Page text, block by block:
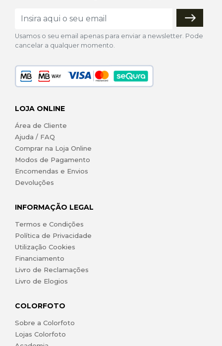
Usamos o seu email apenas para enviar a newsletter. Pode
cancelar a qualquer momento.
LOJA ONLINE
Área de Cliente
Ajuda / FAQ
Comprar na Loja Online
Modos de Pagamento
Encomendas e Envios
Devoluções
INFORMAÇÃO LEGAL
Termos e Condições
Política de Privacidade
Utilização Cookies
Financiamento
Livro de Reclamações
Livro de Elogios
COLORFOTO
Sobre a Colorfoto
Lojas Colorfoto